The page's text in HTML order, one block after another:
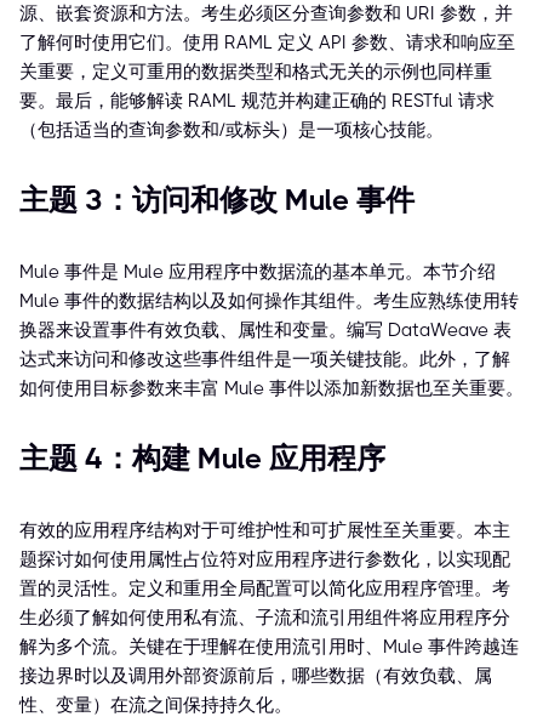
源、嵌套资源和方法。考生必须区分查询参数和 URI 参数，并
了解何时使用它们。使用 RAML 定义 API 参数、请求和响应至
关重要，定义可重用的数据类型和格式无关的示例也同样重
要。最后，能够解读 RAML 规范并构建正确的 RESTful 请求
（包括适当的查询参数和/或标头）是一项核心技能。
主题 3：访问和修改 Mule 事件
Mule 事件是 Mule 应用程序中数据流的基本单元。本节介绍
Mule 事件的数据结构以及如何操作其组件。考生应熟练使用转
换器来设置事件有效负载、属性和变量。编写 DataWeave 表
达式来访问和修改这些事件组件是一项关键技能。此外，了解
如何使用目标参数来丰富 Mule 事件以添加新数据也至关重要。
主题 4：构建 Mule 应用程序
有效的应用程序结构对于可维护性和可扩展性至关重要。本主
题探讨如何使用属性占位符对应用程序进行参数化，以实现配
置的灵活性。定义和重用全局配置可以简化应用程序管理。考
生必须了解如何使用私有流、子流和流引用组件将应用程序分
解为多个流。关键在于理解在使用流引用时、Mule 事件跨越连
接边界时以及调用外部资源前后，哪些数据（有效负载、属
性、变量）在流之间保持持久化。